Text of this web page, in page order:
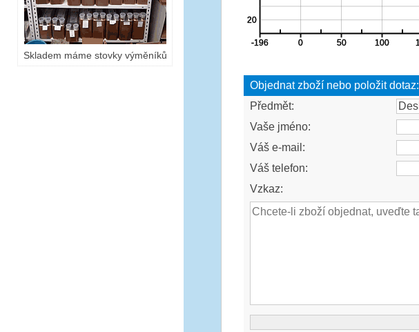
Skladem máme stovky výměníků
Objednat zboží nebo položit dotaz:
Předmět:
Vaše jméno:
Váš e-mail:
Váš telefon:
Vzkaz: